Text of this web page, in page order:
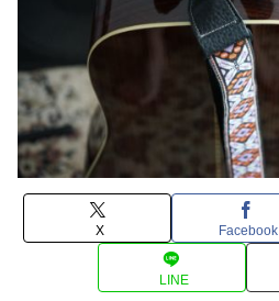
X Facebook
LINE